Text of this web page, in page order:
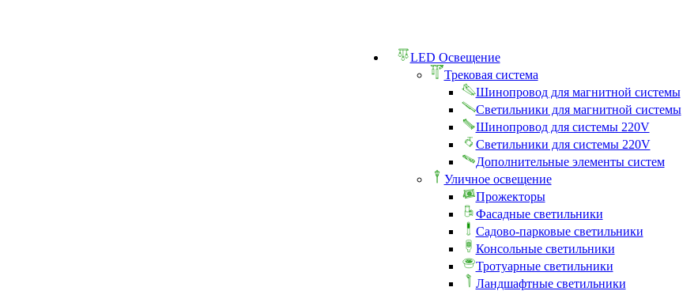
LED Освещение
Трековая система
Шинопровод для магнитной системы
Светильники для магнитной системы
Шинопровод для системы 220V
Светильники для системы 220V
Дополнительные элементы систем
Уличное освещение
Прожекторы
Фасадные светильники
Садово-парковые светильники
Консольные светильники
Тротуарные светильники
Ландшафтные светильники